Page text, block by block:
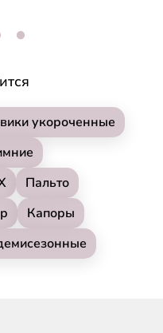
укороченные
Пальто
Капоры